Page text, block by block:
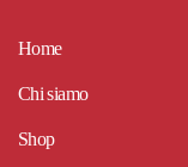
Home
Chi siamo
Shop